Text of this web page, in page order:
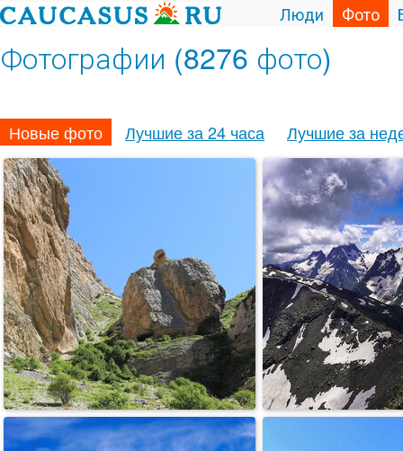
Люди Фото
Фотографии (8276 фото)
Новые фото Лучшие за 24 часа Лучшие за